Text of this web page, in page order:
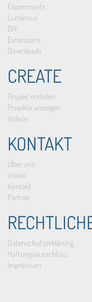
Experiments
Luminous
DIY
Extensions
Downloads
CREATE
Projekt erstellen
Projekte anzeigen
Videos
KONTAKT
Über uns
Vision
Kontakt
Partner
Datenschutzerklärung
Haftungsausschluss
Impressum